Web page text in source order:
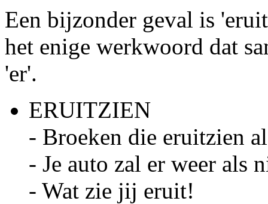
Een bijzonder geval is
het enige werkwoord dat
'er'.
ERUITZIEN
- Broeken die eruitzien
- Je auto zal er weer als
- Wat zie jij eruit!